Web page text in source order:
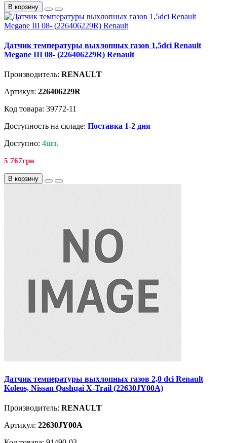
В корзину
Датчик температуры выхлопных газов 1,5dci Renault
Megane III 08- (226406229R) Renault
Производитель: RENAULT
Артикул: 226406229R
Код товара: 39772-11
Доступность на складе: Поставка 1-2 дня
Доступно: 4шт.
5 767грн
В корзину
Датчик температуры выхлопных газов 2,0 dci Renault
Koleos, Nissan Qashqai X-Trail (22630JY00A)
Производитель: RENAULT
Артикул: 22630JY00A